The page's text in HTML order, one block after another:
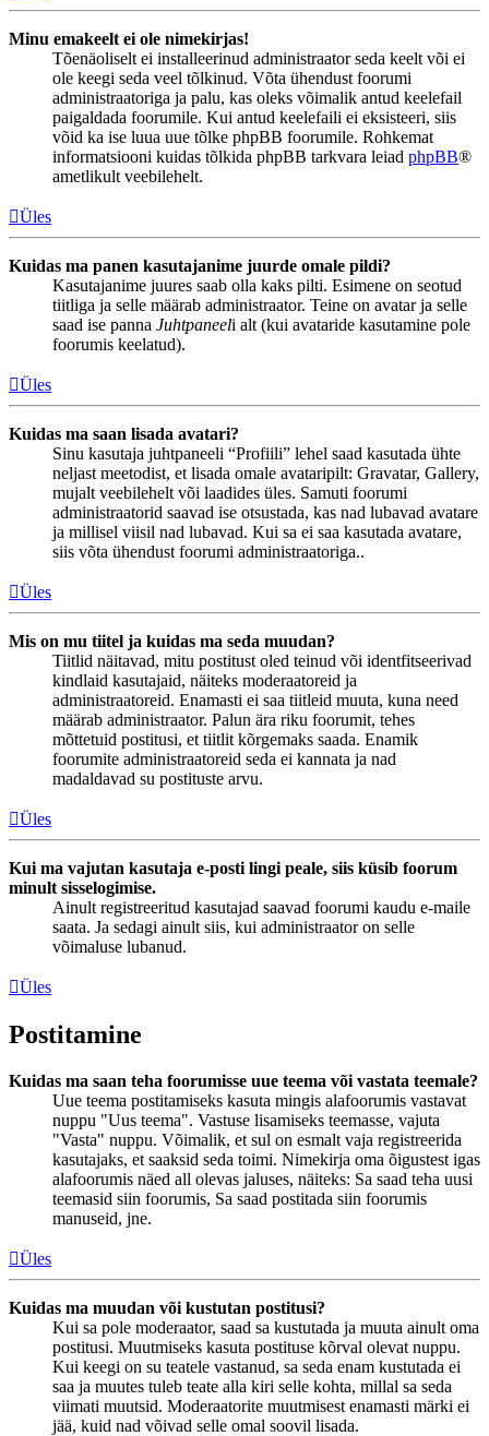
Minu emakeelt ei ole nimekirjas!
Tõenäoliselt ei installeerinud administraator seda keelt või ei
ole keegi seda veel tõlkinud. Võta ühendust foorumi
administraatoriga ja palu, kas oleks võimalik antud keelefail
paigaldada foorumile. Kui antud keelefaili ei eksisteeri, siis
võid ka ise luua uue tõlke phpBB foorumile. Rohkemat
informatsiooni kuidas tõlkida phpBB tarkvara leiad phpBB®
ametlikult veebilehelt.
Üles
Kuidas ma panen kasutajanime juurde omale pildi?
Kasutajanime juures saab olla kaks pilti. Esimene on seotud
tiitliga ja selle määrab administraator. Teine on avatar ja selle
saad ise panna Juhtpaneeli alt (kui avataride kasutamine pole
foorumis keelatud).
Üles
Kuidas ma saan lisada avatari?
Sinu kasutaja juhtpaneeli “Profiili” lehel saad kasutada ühte
neljast meetodist, et lisada omale avataripilt: Gravatar, Gallery,
mujalt veebilehelt või laadides üles. Samuti foorumi
administraatorid saavad ise otsustada, kas nad lubavad avatare
ja millisel viisil nad lubavad. Kui sa ei saa kasutada avatare,
siis võta ühendust foorumi administraatoriga..
Üles
Mis on mu tiitel ja kuidas ma seda muudan?
Tiitlid näitavad, mitu postitust oled teinud või identfitseerivad
kindlaid kasutajaid, näiteks moderaatoreid ja
administraatoreid. Enamasti ei saa tiitleid muuta, kuna need
määrab administraator. Palun ära riku foorumit, tehes
mõttetuid postitusi, et tiitlit kõrgemaks saada. Enamik
foorumite administraatoreid seda ei kannata ja nad
madaldavad su postituste arvu.
Üles
Kui ma vajutan kasutaja e-posti lingi peale, siis küsib foorum
minult sisselogimise.
Ainult registreeritud kasutajad saavad foorumi kaudu e-maile
saata. Ja sedagi ainult siis, kui administraator on selle
võimaluse lubanud.
Üles
Postitamine
Kuidas ma saan teha foorumisse uue teema või vastata teemale?
Uue teema postitamiseks kasuta mingis alafoorumis vastavat
nuppu "Uus teema". Vastuse lisamiseks teemasse, vajuta
"Vasta" nuppu. Võimalik, et sul on esmalt vaja registreerida
kasutajaks, et saaksid seda toimi. Nimekirja oma õigustest igas
alafoorumis näed all olevas jaluses, näiteks: Sa saad teha uusi
teemasid siin foorumis, Sa saad postitada siin foorumis
manuseid, jne.
Üles
Kuidas ma muudan või kustutan postitusi?
Kui sa pole moderaator, saad sa kustutada ja muuta ainult oma
postitusi. Muutmiseks kasuta postituse kõrval olevat nuppu.
Kui keegi on su teatele vastanud, sa seda enam kustutada ei
saa ja muutes tuleb teate alla kiri selle kohta, millal sa seda
viimati muutsid. Moderaatorite muutmisest enamasti märki ei
jää, kuid nad võivad selle omal soovil lisada.